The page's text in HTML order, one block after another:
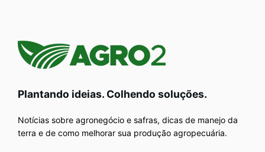
Plantando ideias. Colhendo soluções.
Notícias sobre agronegócio e safras, dicas de manejo da
terra e de como melhorar sua produção agropecuária.